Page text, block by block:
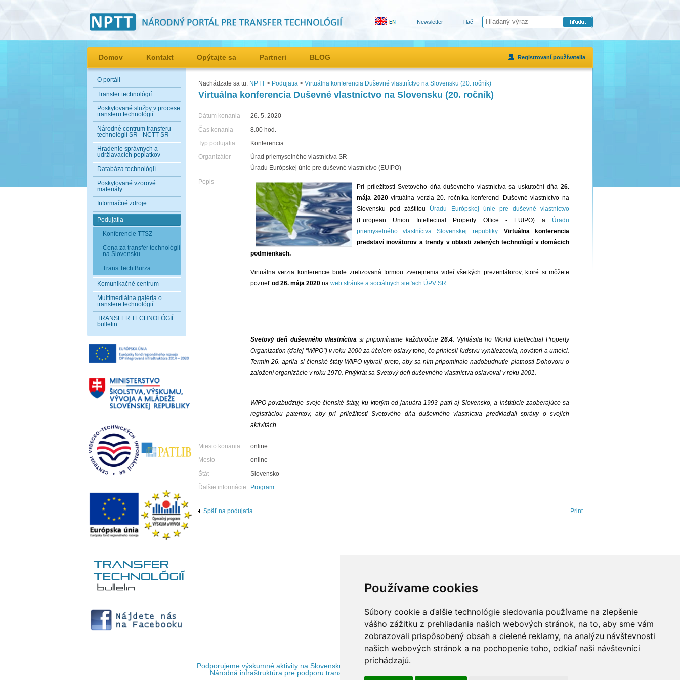
Používame cookies
Súbory cookie a ďalšie technológie sledovania používame na zlepšenie
vášho zážitku z prehliadania našich webových stránok, na to, aby sme vám
zobrazovali prispôsobený obsah a cielené reklamy, na analýzu návštevnosti
našich webových stránok a na pochopenie toho, odkiaľ naši návštevníci
prichádzajú.
Newsletter Tlač
Domov Kontakt Opýtajte sa Partneri BLOG Registrovaní používatelia
O portáli
Transfer technológií
Poskytované služby v procese
transferu technológií
Národné centrum transferu
technológií SR - NCTT SR
Hradenie správnych a
udržiavacích poplatkov
Databáza technológií
Poskytované vzorové
materiály
Informačné zdroje
Podujatia
Konferencie TTSZ
Cena za transfer technológií
na Slovensku
Trans Tech Burza
Komunikačné centrum
Multimediálna galéria o
transfere technológií
TRANSFER TECHNOLÓGIÍ
bulletin
Nachádzate sa tu: NPTT > Podujatia > Virtuálna konferencia Duševné vlastníctvo na Slovensku (20. ročník)
Virtuálna konferencia Duševné vlastníctvo na Slovensku (20. ročník)
Dátum konania
26. 5. 2020
Čas konania
8.00 hod.
Typ podujatia
Konferencia
Organizátor
Úrad priemyselného vlastníctva SR
Úradu Európskej únie pre duševné vlastníctvo (EUIPO)
Popis
Pri príležitosti Svetového dňa duševného vlastníctva sa uskutoční dňa 26.
mája 2020virtuálna verzia 20. ročníka konferenci Duševné vlastníctvo na
Slovensku pod záštitou Úradu Európskej únie pre duševné vlastníctvo
(European Union Intellectual Property Office - EUIPO) a Úradu
priemyselného vlastníctva Slovenskej republiky. Virtuálna konferencia
predstaví inovátorov a trendy v oblasti zelených technológií v domácich
podmienkach.
Virtuálna verzia konferencie bude zrelizovaná formou zverejnenia videí všetkých prezentátorov, ktoré si môžete
pozrieť od 26. mája 2020 na web stránke a sociálnych sieťach ÚPV SR.
---------------------------------------------------------------------------------------------------------------------------------------------
Svetový deň duševného vlastníctvasi pripomíname každoročne26.4. Vyhlásila ho World Intellectual Property
Organization (ďalej "WIPO") v roku 2000 za účelom oslavy toho, čo priniesli ľudstvu vynálezcovia, novátori a umelci.
Termín 26. apríla si členské štáty WIIPO vybrali preto, aby sa ním pripomínalo nadobudnutie platnosti Dohovoru o
založení organizácie v roku 1970. Prvýkrát sa Svetový deň duševného vlastníctva oslavoval v roku 2001.
WIPO povzbudzuje svoje členské štáty, ku ktorým od januára 1993 patrí aj Slovensko, a inštitúcie zaoberajúce sa
registráciou patentov, aby pri príležitosti Svetového dňa duševného vlastníctva predkladali správy o svojich
aktivitách.
Miesto konania
online
Mesto
online
Štát
Slovensko
Ďalšie informácie
Program
Späť na podujatia Print
Podporujeme výskumné aktivity na Slovensku / Projekt je spolufinancovaný zo zdrojov EÚ
Národná infraštruktúra pre podporu transferu technológií na Slovensku - NITT SK